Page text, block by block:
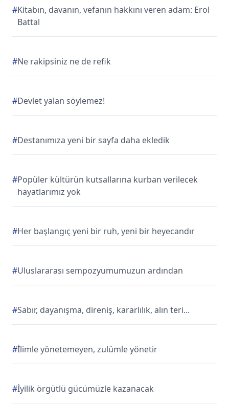
#Kitabın, davanın, vefanın hakkını veren adam: Erol
Battal
#Ne rakipsiniz ne de refik
#Devlet yalan söylemez!
#Destanımıza yeni bir sayfa daha ekledik
#Popüler kültürün kutsallarına kurban verilecek
hayatlarımız yok
#Her başlangıç yeni bir ruh, yeni bir heyecandır
#Uluslararası sempozyumumuzun ardından
#Sabır, dayanışma, direniş, kararlılık, alın teri...
#İlimle yönetemeyen, zulümle yönetir
#İyilik örgütlü gücümüzle kazanacak